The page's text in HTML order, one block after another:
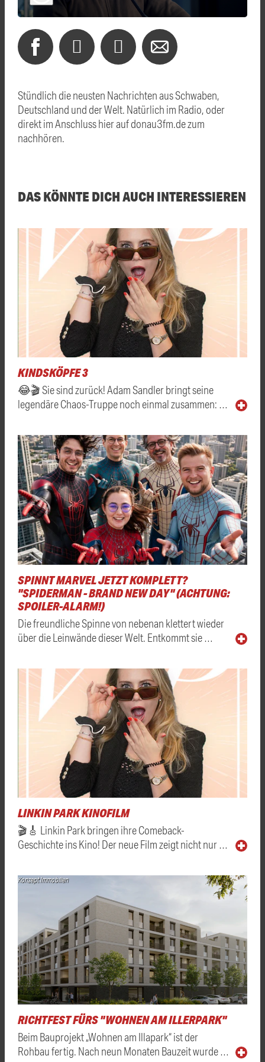
Stündlich die neusten Nachrichten aus Schwaben,
Deutschland und der Welt. Natürlich im Radio, oder
direkt im Anschluss hier auf donau3fm.de zum
nachhören.
DAS KÖNNTE DICH AUCH INTERESSIEREN
KINDSKÖPFE 3
😂🎬 Sie sind zurück! Adam Sandler bringt seine
legendäre Chaos-Truppe noch einmal zusammen: …
SPINNT MARVEL JETZT KOMPLETT?
"SPIDERMAN - BRAND NEW DAY" (ACHTUNG:
SPOILER-ALARM!)
Die freundliche Spinne von nebenan klettert wieder
über die Leinwände dieser Welt. Entkommt sie …
LINKIN PARK KINOFILM
🎬🎸 Linkin Park bringen ihre Comeback-
Geschichte ins Kino! Der neue Film zeigt nicht nur …
Konzept Immobilien
RICHTFEST FÜRS "WOHNEN AM ILLERPARK"
Beim Bauprojekt „Wohnen am Illapark“ ist der
Rohbau fertig. Nach neun Monaten Bauzeit wurde …